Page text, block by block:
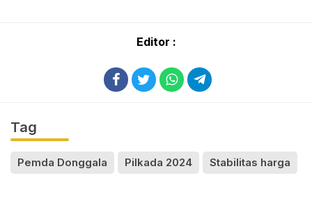
Editor :
Tag
Pemda Donggala Pilkada 2024 Stabilitas harga